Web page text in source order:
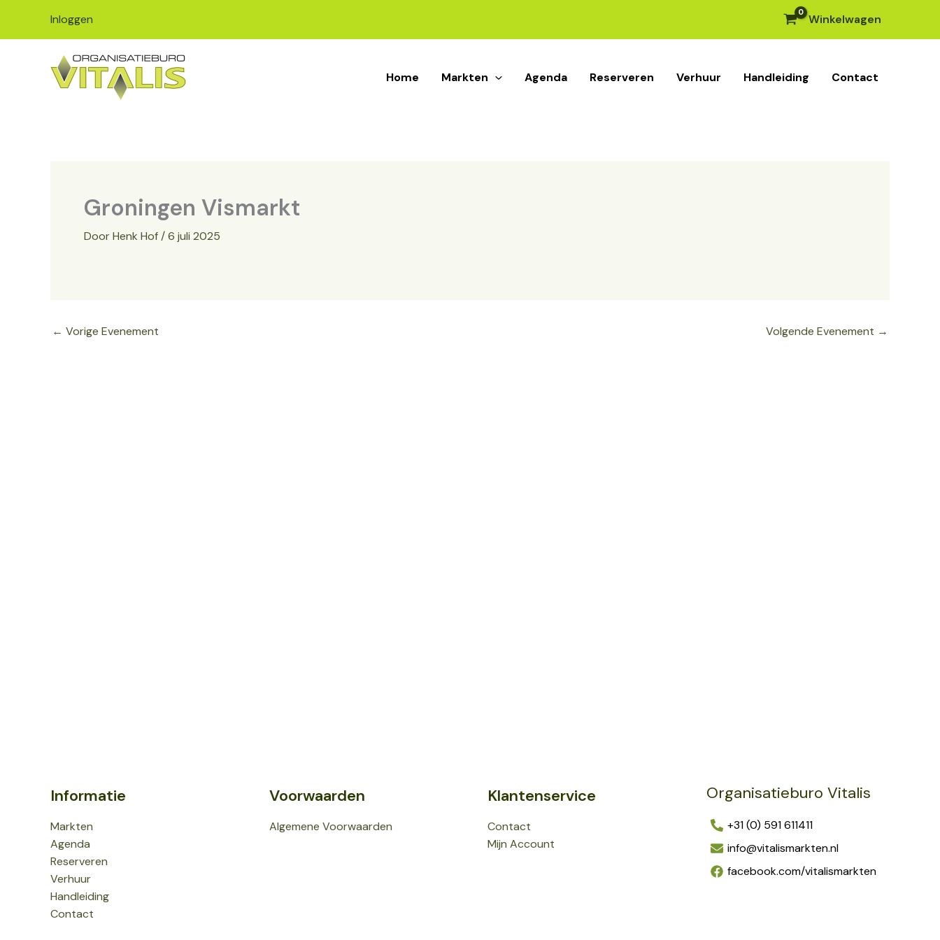
de
Inloggen Winkelwagen
Home Markten Agenda Reserveren Verhuur Handleiding Contact
Groningen Vismarkt
DoorHenk Hof /6 juli 2025
← Vorige Evenement Volgende Evenement →
Informatie
Markten
Agenda
Reserveren
Verhuur
Handleiding
Contact
Voorwaarden
Algemene Voorwaarden
Klantenservice
Contact
Mijn Account
Organisatieburo Vitalis
+31 (0) 591 611411
info@vitalismarkten.nl
facebook.com/vitalismarkten